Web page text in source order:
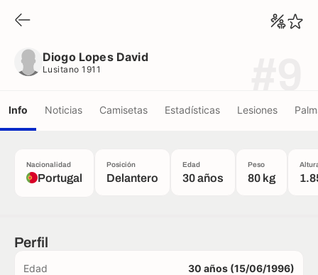
Diogo Lopes David
Lusitano 1911
Info Noticias Camisetas Estadísticas Lesiones
Nacionalidad
Portugal
Posición
Delantero
Edad
30 años
Peso
80 kg
Perfil
Edad 30 años (15/06/1996)